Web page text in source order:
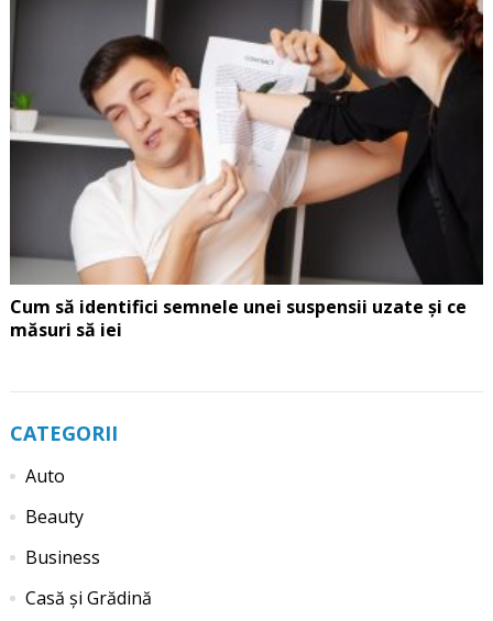
Cum să identifici semnele unei suspensii uzate și ce
măsuri să iei
CATEGORII
Auto
Beauty
Business
Casă și Grădină